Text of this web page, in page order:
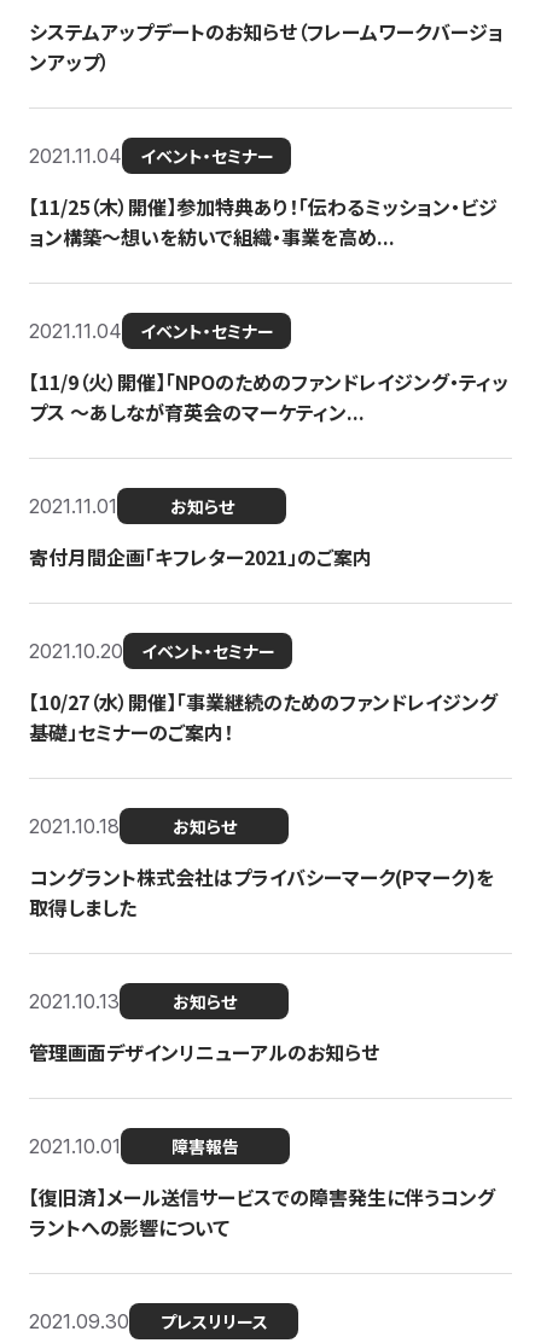
システムアップデートのお知らせ（フレームワークバージョ
ンアップ）
2021.11.04 イベント・セミナー
【11/25（木）開催】参加特典あり！「伝わるミッション・ビジ
ョン構築〜想いを紡いで組織・事業を高め...
2021.11.04 イベント・セミナー
【11/9（火）開催】「NPOのためのファンドレイジング・ティッ
プス 〜あしなが育英会のマーケティン...
2021.11.01 お知らせ
寄付月間企画「キフレター2021」のご案内
2021.10.20 イベント・セミナー
【10/27（水）開催】「事業継続のためのファンドレイジング
基礎」セミナーのご案内！
2021.10.18 お知らせ
コングラント株式会社はプライバシーマーク(Pマーク)を
取得しました
2021.10.13 お知らせ
管理画面デザインリニューアルのお知らせ
2021.10.01 障害報告
【復旧済】メール送信サービスでの障害発生に伴うコング
ラントへの影響について
2021.09.30 プレスリリース